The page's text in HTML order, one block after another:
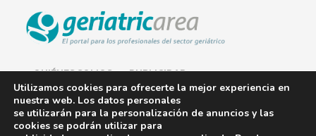
QUIÉNES SOMOS PUBLICIDAD
AVISO LEGAL
POLÍTICA DE COOKIES
Utilizamos cookies para ofrecerte la mejor experiencia en
nuestra web. Los datos personales
se utilizarán para la personalización de anuncios y las
cookies se podrán utilizar para